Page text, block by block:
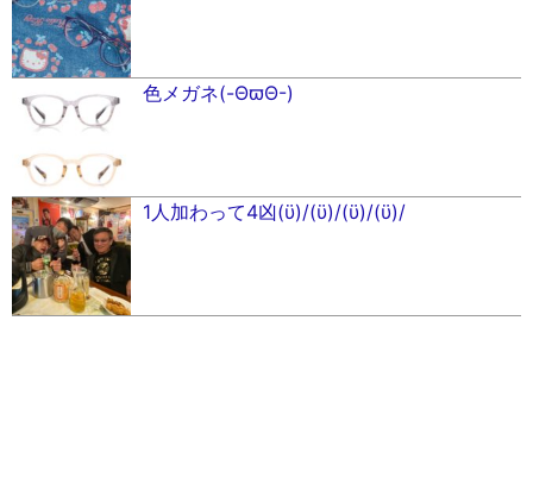
色メガネ(-ΘϖΘ-)
1人加わって4凶(ϋ)/(ϋ)/(ϋ)/(ϋ)/